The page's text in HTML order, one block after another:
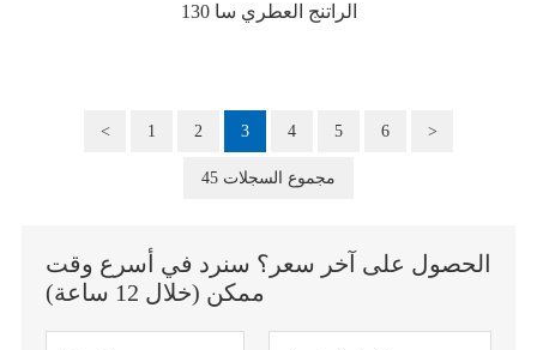
الراتنج العطري سا 130
< 1 2 3 4 5 6 >
45 مجموع السجلات
الحصول على آخر سعر؟ سنرد في أسرع وقت
ممكن (خلال 12 ساعة)